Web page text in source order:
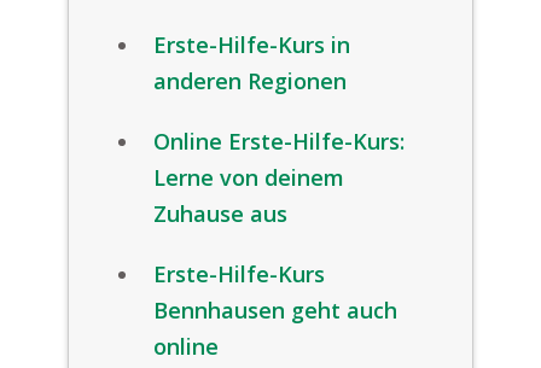
Erste-Hilfe-Kurs in
anderen Regionen
Online Erste-Hilfe-Kurs:
Lerne von deinem
Zuhause aus
Erste-Hilfe-Kurs
Bennhausen geht auch
online